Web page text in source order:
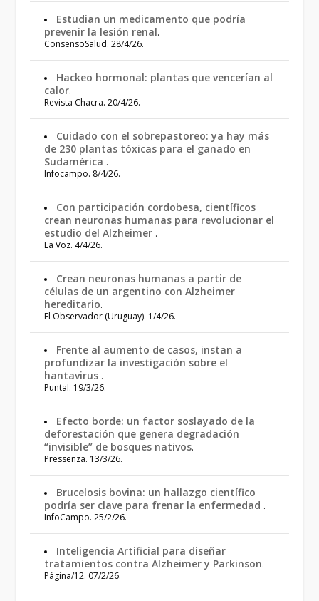
Estudian un medicamento que podría
prevenir la lesión renal.
ConsensoSalud. 28/4/26.
Hackeo hormonal: plantas que vencerían al
calor.
Revista Chacra. 20/4/26.
Cuidado con el sobrepastoreo: ya hay más
de 230 plantas tóxicas para el ganado en
Sudamérica .
Infocampo. 8/4/26.
Con participación cordobesa, científicos
crean neuronas humanas para revolucionar el
estudio del Alzheimer .
La Voz. 4/4/26.
Crean neuronas humanas a partir de
células de un argentino con Alzheimer
hereditario.
El Observador (Uruguay). 1/4/26.
Frente al aumento de casos, instan a
profundizar la investigación sobre el
hantavirus .
Puntal. 19/3/26.
Efecto borde: un factor soslayado de la
deforestación que genera degradación
“invisible” de bosques nativos.
Pressenza. 13/3/26.
Brucelosis bovina: un hallazgo científico
podría ser clave para frenar la enfermedad .
InfoCampo. 25/2/26.
Inteligencia Artificial para diseñar
tratamientos contra Alzheimer y Parkinson.
Página/12. 07/2/26.